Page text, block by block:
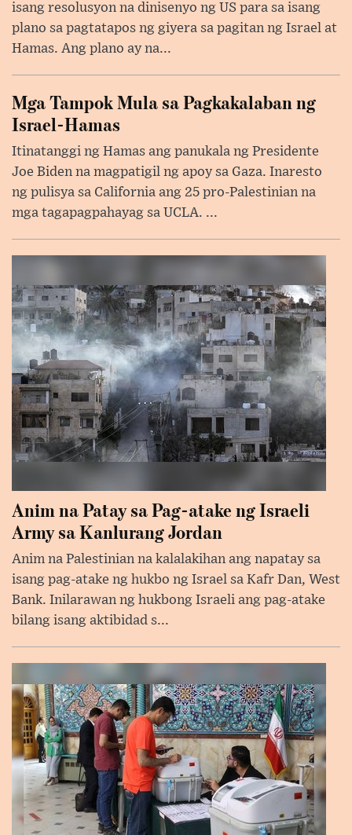
isang resolusyon na dinisenyo ng US para sa isang
plano sa pagtatapos ng giyera sa pagitan ng Israel at
Hamas. Ang plano ay na...
Mga Tampok Mula sa Pagkakalaban ng
Israel-Hamas
Itinatanggi ng Hamas ang panukala ng Presidente
Joe Biden na magpatigil ng apoy sa Gaza. Inaresto
ng pulisya sa California ang 25 pro-Palestinian na
mga tagapagpahayag sa UCLA. ...
Anim na Patay sa Pag-atake ng Israeli
Army sa Kanlurang Jordan
Anim na Palestinian na kalalakihan ang napatay sa
isang pag-atake ng hukbo ng Israel sa Kafr Dan, West
Bank. Inilarawan ng hukbong Israeli ang pag-atake
bilang isang aktibidad s...